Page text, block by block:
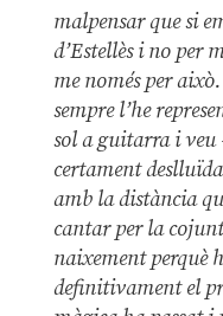
malpensar que si
d’Estellès i no per
me només per
sempre l’he
sol a guitarra i veu
certament
amb la distància
cantar per la
naixement perquè
definitivament el